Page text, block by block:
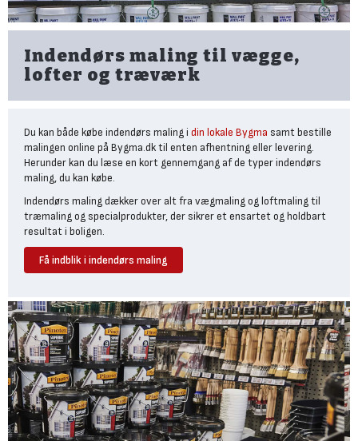
Indendørs maling til vægge,
lofter og træværk
Du kan både købe indendørs maling i din lokale Bygma samt bestille
malingen online på Bygma.dk til enten afhentning eller levering.
Herunder kan du læse en kort gennemgang af de typer indendørs
maling, du kan købe.
Indendørs maling dækker over alt fra vægmaling og loftmaling til
træmaling og specialprodukter, der sikrer et ensartet og holdbart
resultat i boligen.
Vægmaling til forskellige rum og behov
og fås i forskellige slidstyrker og glans.
I opholdsrum og soveværelser er en mat eller halvmat vægmaling
ofte tilstrækkelig, mens køkken og entré stiller højere krav til
vaskbarhed og robusthed.
Under vægmaling finder du også vådrumsmaling, som er specifikt
udviklet til meget fugtige omgivelser såsom badeværelser,
bryggers og eksponerede kælderrum.
Få indblik i indendørs maling